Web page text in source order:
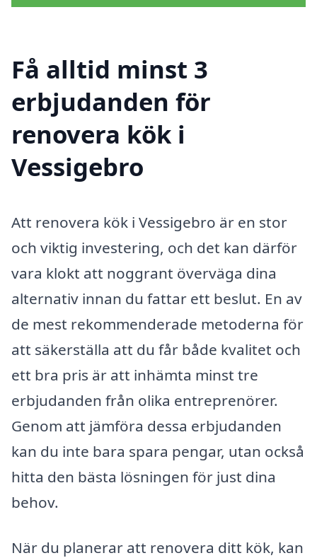
Få alltid minst 3
erbjudanden för
renovera kök i
Vessigebro
Att renovera kök i Vessigebro är en stor
och viktig investering, och det kan därför
vara klokt att noggrant överväga dina
alternativ innan du fattar ett beslut. En av
de mest rekommenderade metoderna för
att säkerställa att du får både kvalitet och
ett bra pris är att inhämta minst tre
erbjudanden från olika entreprenörer.
Genom att jämföra dessa erbjudanden
kan du inte bara spara pengar, utan också
hitta den bästa lösningen för just dina
behov.
När du planerar att renovera ditt kök, kan